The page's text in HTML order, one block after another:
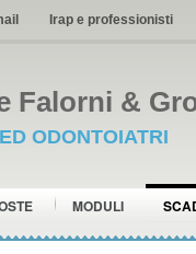
Irap e professionisti
Falorni &
ODONTOIATRI
MODULI